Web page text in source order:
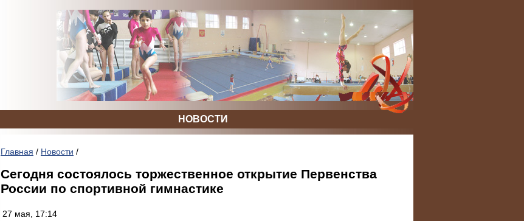
НОВОСТИ
Главная / Новости /
Сегодня состоялось торжественное открытие Первенства
России по спортивной гимнастике
27 мая, 17:14